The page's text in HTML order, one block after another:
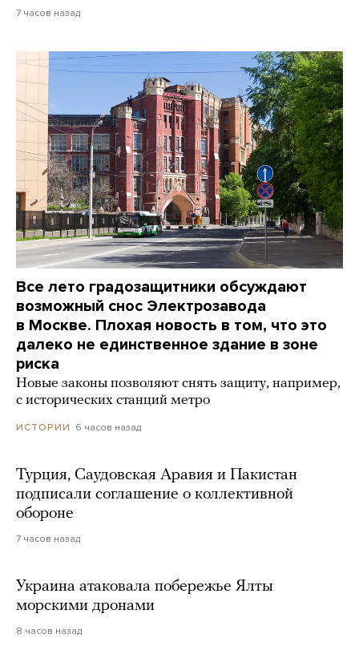
7 часов назад
Все лето градозащитники обсуждают
возможный снос Электрозавода
в Москве. Плохая новость в том, что это
далеко не единственное здание в зоне
риска
Новые законы позволяют снять защиту, например,
с исторических станций метро
ИСТОРИИ 6 часов назад
Турция, Саудовская Аравия и Пакистан
подписали соглашение о коллективной
обороне
7 часов назад
Украина атаковала побережье Ялты
морскими дронами
8 часов назад